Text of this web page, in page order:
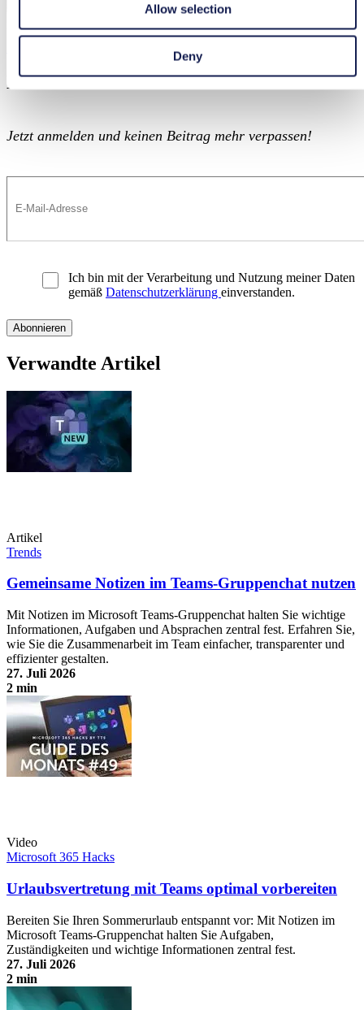
Allow selection
Deny
Microsoft 365
Setzen Sie Microsoft 365 erfolgreich ein
Newsletter
Jetzt anmelden und keinen Beitrag mehr verpassen!
Ich bin mit der Verarbeitung und Nutzung meiner Daten
gemäß Datenschutzerklärung einverstanden.
Verwandte Artikel
Artikel
Trends
Gemeinsame Notizen im Teams-Gruppenchat nutzen
Mit Notizen im Microsoft Teams-Gruppenchat halten Sie wichtige
Informationen, Aufgaben und Absprachen zentral fest. Erfahren Sie,
wie Sie die Zusammenarbeit im Team einfacher, transparenter und
effizienter gestalten.
27. Juli 2026
2 min
Gemeinsame Notizen im Teams-Gruppenchat nutzen
Video
Microsoft 365 Hacks
Urlaubsvertretung mit Teams optimal vorbereiten
Bereiten Sie Ihren Sommerurlaub entspannt vor: Mit Notizen im
Microsoft Teams-Gruppenchat halten Sie Aufgaben,
Zuständigkeiten und wichtige Informationen zentral fest.
27. Juli 2026
2 min
Urlaubsvertretung mit Teams optimal vorbereiten